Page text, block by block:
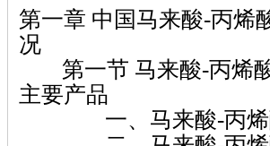
第一章 中国马来酸-丙烯
况
第一节 马来酸-丙烯
主要产品
一、马来酸-丙烯酸